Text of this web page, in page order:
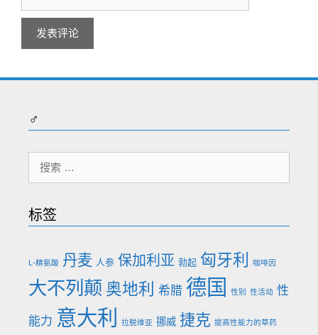
♂
标签
L-精氨酸 丹麦 人参 保加利亚 勃起 匈牙利 咖啡因
大不列颠 奥地利 希腊 德国 性别 性活动 性
能力 意大利 拉脱维亚 挪威 捷克 提高性能力的草药